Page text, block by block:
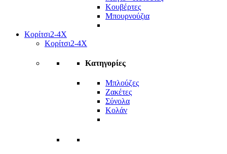
Κουβέρτες
Μπουρνούζια
Κορίτσι2-4Χ
Κορίτσι2-4Χ
Κατηγορίες
Μπλούζες
Ζακέτες
Σύνολα
Κολάν